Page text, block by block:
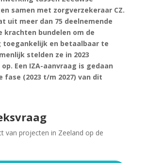
samen met zorgverzekeraar CZ.
uit meer dan 75 deelnemende
krachten bundelen om de
toegankelijk en betaalbaar te
stelden ze in 2023
Een IZA-aanvraag is gedaan
fase (2023 t/m 2027) van dit
van projecten in Zeeland op de